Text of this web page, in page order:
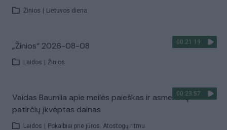
Žinios Lietuvos diena
00:21:19
„Žinios“ 2026-08-08
Laidos Žinios
00:23:57
Vaidas Baumila apie meilės paieškas ir asmeninių
patirčių įkvėptas dainas
Laidos Pokalbiai prie jūros. Atostogų ritmu